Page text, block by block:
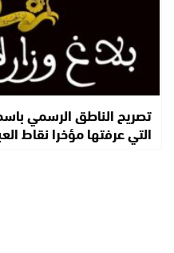
تصريح الناطق الرسمي
التي عرفتها مؤخرا نقاط